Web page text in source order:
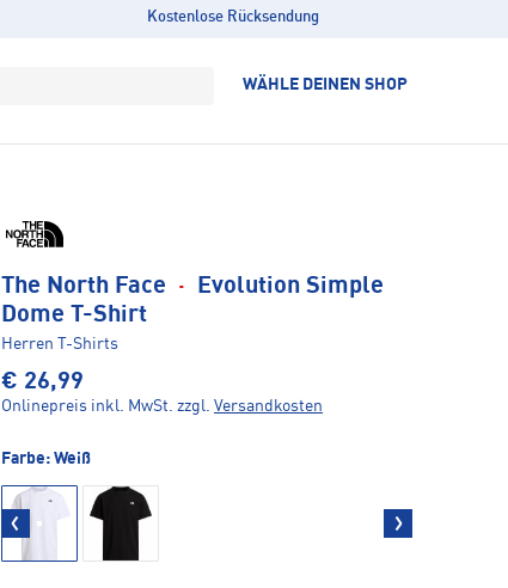
Kostenlose Rücksendung
WÄHLE DEINEN SHOP
The North Face · Evolution Simple
Dome T-Shirt
Herren T-Shirts
€ 26,99
Onlinepreis inkl. MwSt. zzgl. Versandkosten
Farbe: Weiß